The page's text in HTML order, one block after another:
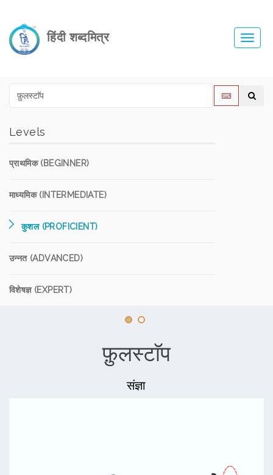
हिंदी शब्दमित्र
Levels
प्राथमिक (BEGINNER)
माध्यमिक (INTERMEDIATE)
कुशल (PROFICIENT)
उन्नत (ADVANCED)
विशेषज्ञ (EXPERT)
फ़ुलस्टाॅप
संज्ञा